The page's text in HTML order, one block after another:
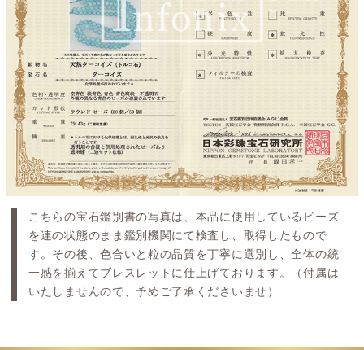
こちらの宝石鑑別書の写真は、本品に使用しているビーズ
を連の状態のまま鑑別機関にて検査し、取得したもので
す。その後、色合いと粒の品質を丁寧に選別し、全体の統
一感を揃えてブレスレットに仕上げております。（付属は
いたしませんので、予めご了承くださいませ）